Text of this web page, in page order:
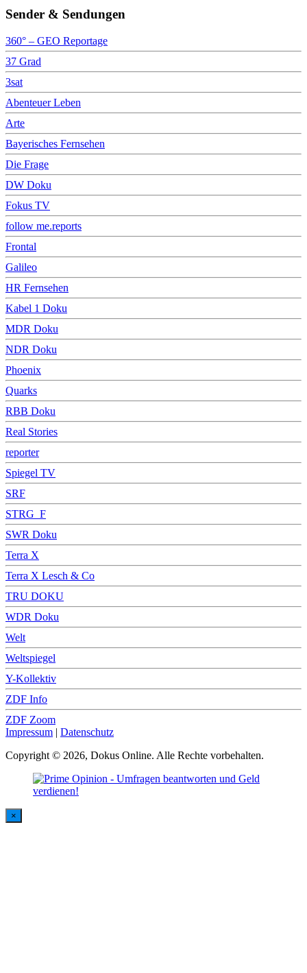
Sender & Sendungen
360° – GEO Reportage
37 Grad
3sat
Abenteuer Leben
Arte
Bayerisches Fernsehen
Die Frage
DW Doku
Fokus TV
follow me.reports
Frontal
Galileo
HR Fernsehen
Kabel 1 Doku
MDR Doku
NDR Doku
Phoenix
Quarks
RBB Doku
Real Stories
reporter
Spiegel TV
SRF
STRG_F
SWR Doku
Terra X
Terra X Lesch & Co
TRU DOKU
WDR Doku
Welt
Weltspiegel
Y-Kollektiv
ZDF Info
ZDF Zoom
Impressum | Datenschutz
Copyright © 2026, Dokus Online. Alle Rechte vorbehalten.
×